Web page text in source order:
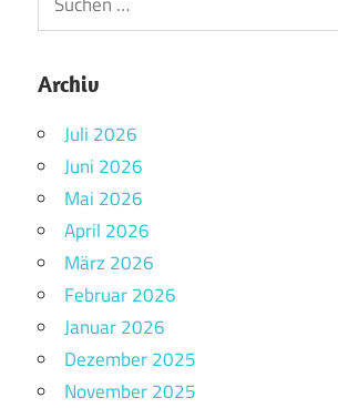
Archiv
Juli 2026
Juni 2026
Mai 2026
April 2026
März 2026
Februar 2026
Januar 2026
Dezember 2025
November 2025